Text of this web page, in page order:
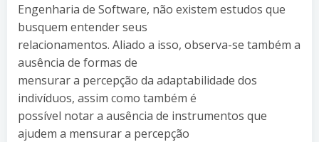
Engenharia de Software, não existem estudos que
busquem entender seus
relacionamentos. Aliado a isso, observa-se também a
ausência de formas de
mensurar a percepção da adaptabilidade dos
indivíduos, assim como também é
possível notar a ausência de instrumentos que
ajudem a mensurar a percepção